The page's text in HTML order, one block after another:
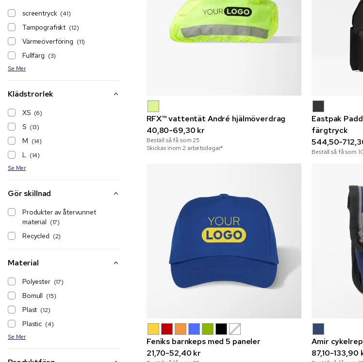
screentryck (41)
Tampografiskt (12)
Värmeöverföring (11)
Fullfärg (3)
Se Mer
Klädstrorlek
XS (6)
S (13)
M (14)
L (14)
Se Mer
Gör skillnad
Produkter av återvunnet
material (17)
Recycled (2)
Material
Polyester (17)
Bomull (15)
Plast (12)
Plastic (4)
Se Mer
RFX™ vattentät André hjälmöverdrag
40,80-69,30 kr
Beställ så få som25
Skickas inom 2 arbetsdagar*
Eastpak
färgtryck
544,50-
Beställ så få som
Feniks barnkeps med 5 paneler
21,70-52,40 kr
Amir
87,10-133,90